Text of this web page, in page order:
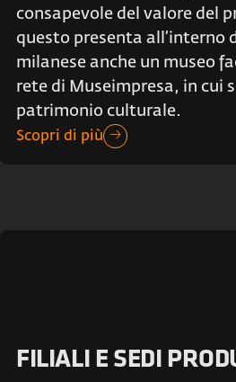
consapevole del valore del
questo presenta all’interno
milanese anche un museo
rete di Museimpresa, in cui
patrimonio culturale.
Scopri di più
FILIALI E SEDI